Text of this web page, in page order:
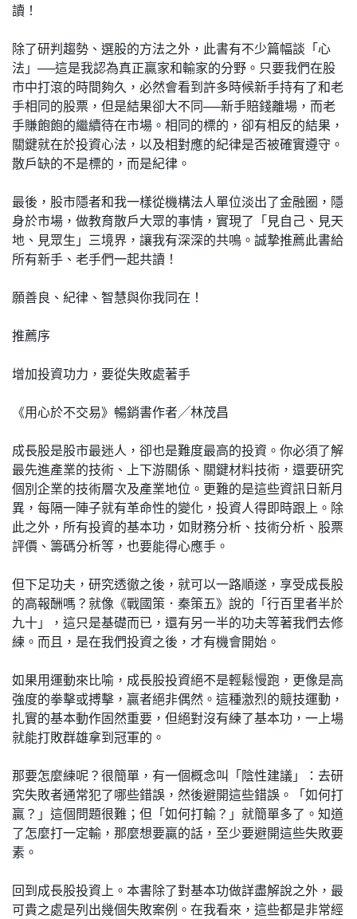
讀！
除了研判趨勢、選股的方法之外，此書有不少篇幅談「心
法」──這是我認為真正贏家和輸家的分野。只要我們在股
市中打滾的時間夠久，必然會看到許多時候新手持有了和老
手相同的股票，但是結果卻大不同──新手賠錢離場，而老
手賺飽飽的繼續待在市場。相同的標的，卻有相反的結果，
關鍵就在於投資心法，以及相對應的紀律是否被確實遵守。
散戶缺的不是標的，而是紀律。
最後，股市隱者和我一樣從機構法人單位淡出了金融圈，隱
身於市場，做教育散戶大眾的事情，實現了「見自己、見天
地、見眾生」三境界，讓我有深深的共鳴。誠摯推薦此書給
所有新手、老手們一起共讀！
願善良、紀律、智慧與你我同在！
推薦序
增加投資功力，要從失敗處著手
《用心於不交易》暢銷書作者╱林茂昌
成長股是股市最迷人，卻也是難度最高的投資。你必須了解
最先進產業的技術、上下游關係、關鍵材料技術，還要研究
個別企業的技術層次及產業地位。更難的是這些資訊日新月
異，每隔一陣子就有革命性的變化，投資人得即時跟上。除
此之外，所有投資的基本功，如財務分析、技術分析、股票
評價、籌碼分析等，也要能得心應手。
但下足功夫，研究透徹之後，就可以一路順遂，享受成長股
的高報酬嗎？就像《戰國策．秦策五》說的「行百里者半於
九十」，這只是基礎而已，還有另一半的功夫等著我們去修
練。而且，是在我們投資之後，才有機會開始。
如果用運動來比喻，成長股投資絕不是輕鬆慢跑，更像是高
強度的拳擊或搏擊，贏者絕非偶然。這種激烈的競技運動，
扎實的基本動作固然重要，但絕對沒有練了基本功，一上場
就能打敗群雄拿到冠軍的。
那要怎麼練呢？很簡單，有一個概念叫「陰性建議」：去研
究失敗者通常犯了哪些錯誤，然後避開這些錯誤。「如何打
贏？」這個問題很難；但「如何打輸？」就簡單多了。知道
了怎麼打一定輸，那麼想要贏的話，至少要避開這些失敗要
素。
回到成長股投資上。本書除了對基本功做詳盡解說之外，最
可貴之處是列出幾個失敗案例。在我看來，這些都是非常經